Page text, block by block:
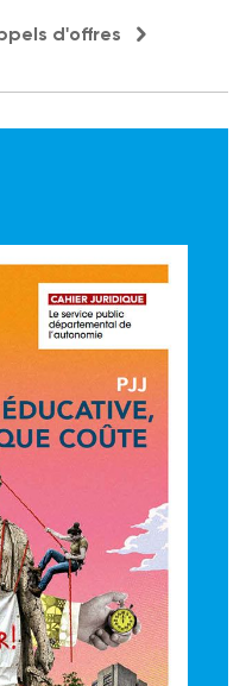
d'offres